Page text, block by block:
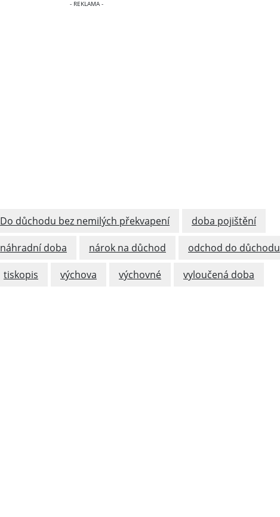
Do důchodu bez nemilých překvapení doba pojištění
náhradní doba nárok na důchod odchod do důchodu
tiskopis výchova výchovné vyloučená doba